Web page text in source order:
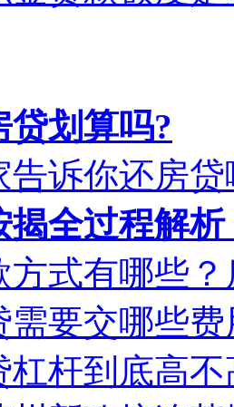
贷划算吗?
告诉你还房
揭全过程解
方式有哪些
需要交哪些
杠杆到底高